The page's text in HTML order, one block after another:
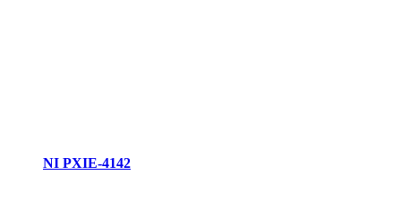
NI PXIE-4142